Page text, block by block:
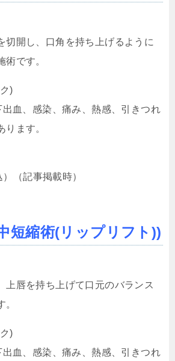
切開し、口角を持ち上げるように
術です。
)
出血、感染、痛み、熱感、引きつれ
ります。
（記事掲載時）
短縮術(リップリフト))
上唇を持ち上げて口元のバランス
。
)
出血、感染、痛み、熱感、引きつれ